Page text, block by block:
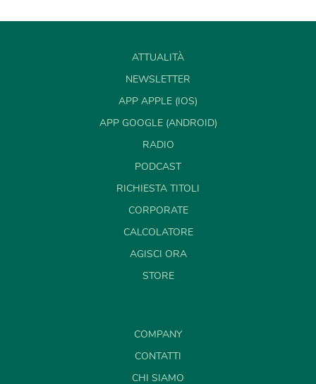
ATTUALITÀ
NEWSLETTER
APP APPLE (IOS)
APP GOOGLE (ANDROID)
RADIO
PODCAST
RICHIESTA TITOLI
CORPORATE
CALCOLATORE
AGISCI ORA
STORE
COMPANY
CONTATTI
CHI SIAMO